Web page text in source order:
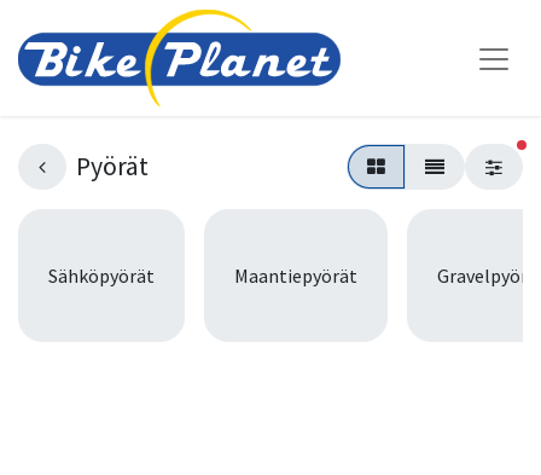
Pyörät
Sähköpyörät Maantiepyörät